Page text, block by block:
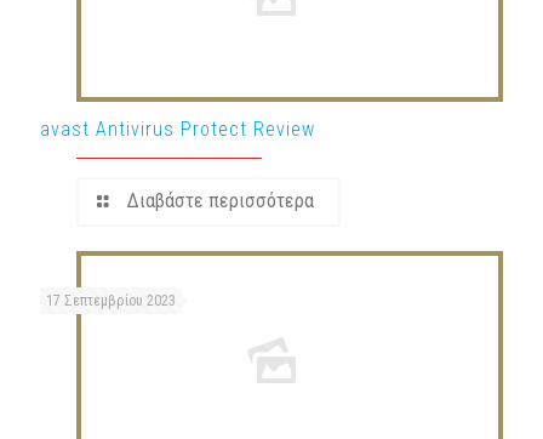
avast Antivirus Protect Review
Διαβάστε περισσότερα
17 Σεπτεμβρίου 2023